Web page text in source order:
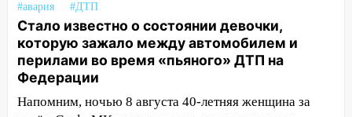
12:59
Губернатор Ульяновской области
выразил соболезнования в связи с
трагедией в Нижнекамске
12:53 Число погибших в Нижнекамске
выросло до 13 человек, среди них есть
#авария
#ДТП
Стало известно о состоянии девочки,
которую зажало между автомобилем и
перилами во время «пьяного» ДТП на
Федерации
Напомним, ночью 8 августа 40-летняя женщина за